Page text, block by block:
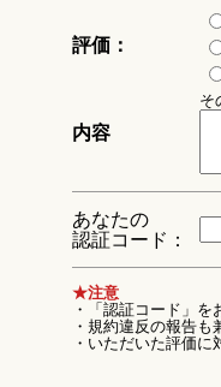
評価：
内容
そ
あなたの
認証コード：
★注意
・「認証コード」を
・規約違反の報告
・いただいた評価